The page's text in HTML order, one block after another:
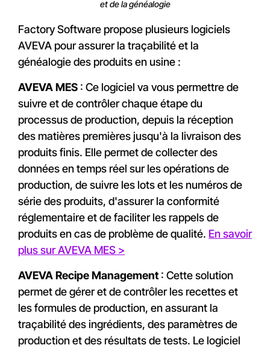
et de la généalogie
Factory Software propose plusieurs logiciels
AVEVA pour assurer la traçabilité et la
généalogie des produits en usine :
AVEVA MES : Ce logiciel va vous permettre de
suivre et de contrôler chaque étape du
processus de production, depuis la réception
des matières premières jusqu'à la livraison des
produits finis. Elle permet de collecter des
données en temps réel sur les opérations de
production, de suivre les lots et les numéros de
série des produits, d'assurer la conformité
réglementaire et de faciliter les rappels de
produits en cas de problème de qualité. En savoir
plus sur AVEVA MES >
AVEVA Recipe Management: Cette solution
permet de gérer et de contrôler les recettes et
les formules de production, en assurant la
traçabilité des ingrédients, des paramètres de
production et des résultats de tests. Le logiciel